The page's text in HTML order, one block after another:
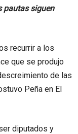
pautas siguen
recurrir a los
que se produjo
de las
Peña en El
diputados y